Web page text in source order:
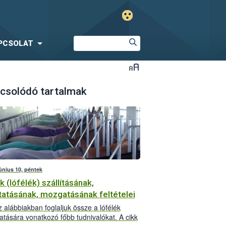
tartalmak
10, péntek
(lófélék) szállításának,
mozgatásának feltételei
alábbiakban foglaljuk össze a lófélék
vonatkozó főbb tudnivalókat. A cikk